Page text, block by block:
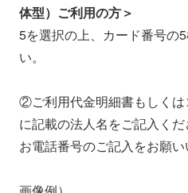
体型）ご利用の方＞
5を選択の上、カード番号の
い。
②ご利用代金明細書もしく
に記載の法人名をご記入く
お電話番号のご記入をお願い